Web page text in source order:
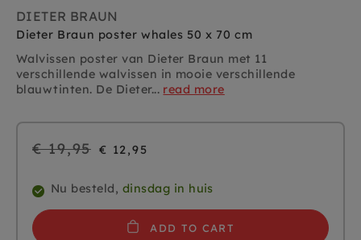
DIETER BRAUN
Dieter Braun poster whales 50 x 70 cm
Walvissen poster van Dieter Braun met 11
verschillende walvissen in mooie verschillende
blauwtinten. De Dieter... read more
Regular
€ 19,95 € 12,95
Nu besteld, dinsdag in huis
ADD TO CART